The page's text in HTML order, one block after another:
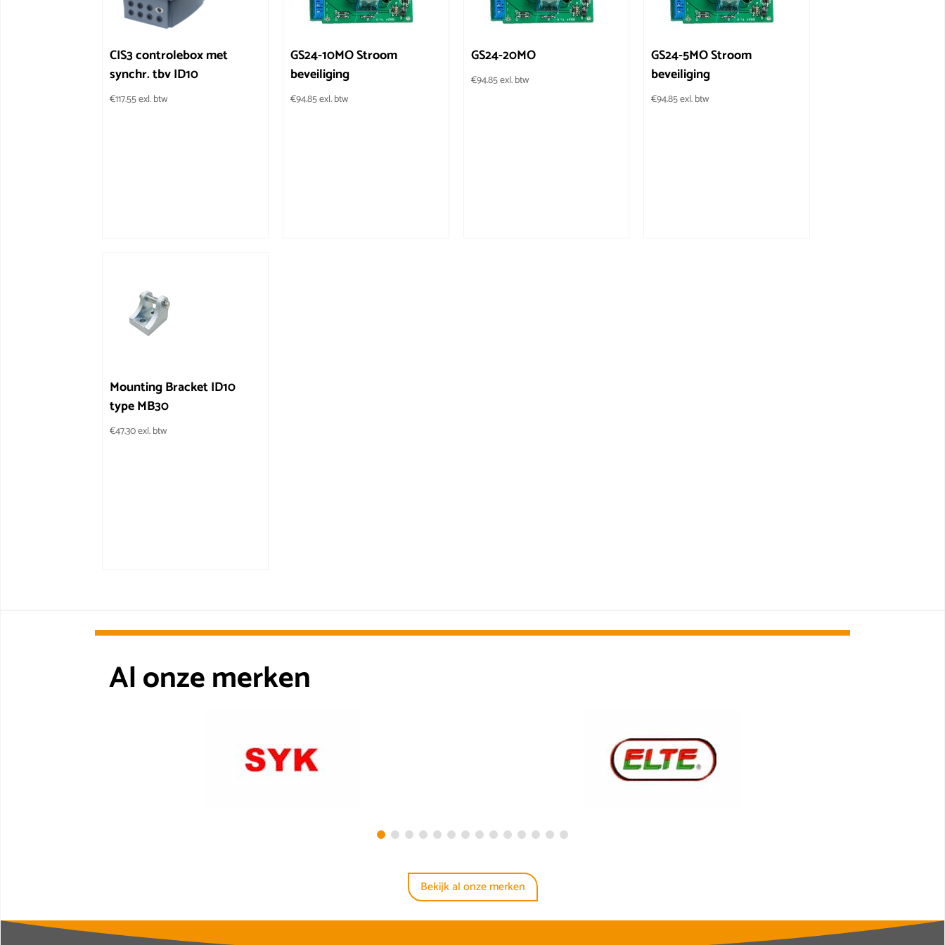
CIS3 controlebox met
synchr. tbv ID10
€117.55exl. btw
GS24-10MO Stroom
beveiliging
€94.85exl. btw
GS24-20MO
€94.85exl. btw
GS24-5MO Stroom
beveiliging
€94.85exl. btw
Mounting Bracket ID10
type MB30
€47.30exl. btw
Al onze merken
Bekijk al onze merken